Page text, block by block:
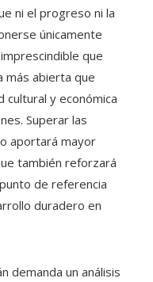
ni el progreso ni la
únicamente
que
más abierta que
cultural y económica
Superar las
aportará mayor
también reforzará
de referencia
duradero en
demanda un análisis